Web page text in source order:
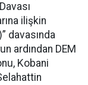
ilişkin
davasında
ardından DEM
Kobani